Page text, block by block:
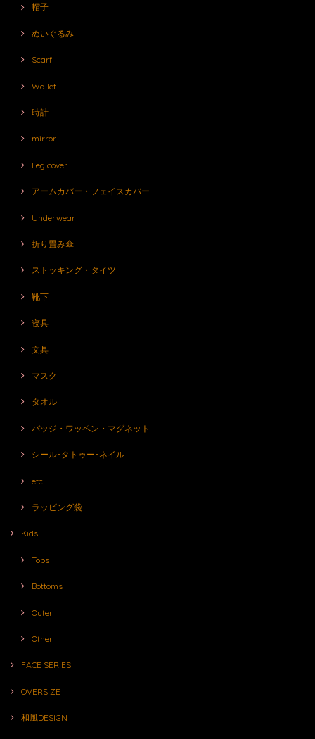
帽子
ぬいぐるみ
Scarf
Wallet
時計
mirror
Leg cover
アームカバー・フェイスカバー
Underwear
折り畳み傘
ストッキング・タイツ
靴下
寝具
文具
マスク
タオル
バッジ・ワッペン・マグネット
シール･タトゥー･ネイル
etc.
ラッピング袋
Kids
Tops
Bottoms
Outer
Other
FACE SERIES
OVERSIZE
和風DESIGN